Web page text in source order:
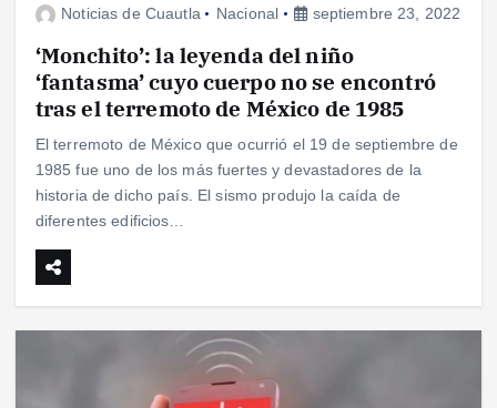
Noticias de Cuautla Nacional septiembre 23, 2022
‘Monchito’: la leyenda del niño
‘fantasma’ cuyo cuerpo no se encontró
tras el terremoto de México de 1985
El terremoto de México que ocurrió el 19 de septiembre de
1985 fue uno de los más fuertes y devastadores de la
historia de dicho país. El sismo produjo la caída de
diferentes edificios…